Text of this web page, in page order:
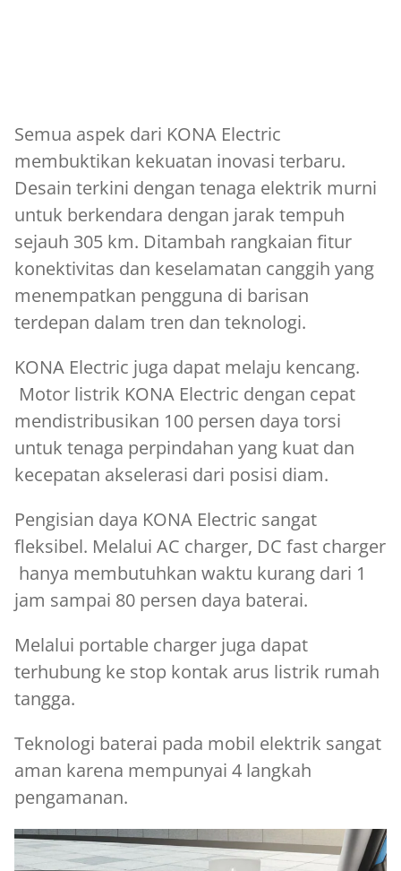
Semua aspek dari KONA Electric
membuktikan kekuatan inovasi terbaru.
Desain terkini dengan tenaga elektrik murni
untuk berkendara dengan jarak tempuh
sejauh 305 km. Ditambah rangkaian fitur
konektivitas dan keselamatan canggih yang
menempatkan pengguna di barisan
terdepan dalam tren dan teknologi.
KONA Electric juga dapat melaju kencang.
Motor listrik KONA Electric dengan cepat
mendistribusikan 100 persen daya torsi
untuk tenaga perpindahan yang kuat dan
kecepatan akselerasi dari posisi diam.
Pengisian daya KONA Electric sangat
fleksibel. Melalui AC charger, DC fast charger
hanya membutuhkan waktu kurang dari 1
jam sampai 80 persen daya baterai.
Melalui portable charger juga dapat
terhubung ke stop kontak arus listrik rumah
tangga.
Teknologi baterai pada mobil elektrik sangat
aman karena mempunyai 4 langkah
pengamanan.